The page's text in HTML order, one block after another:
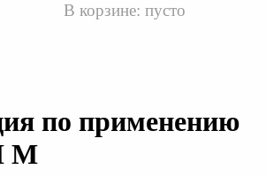
В корзине: пусто
по применению
М